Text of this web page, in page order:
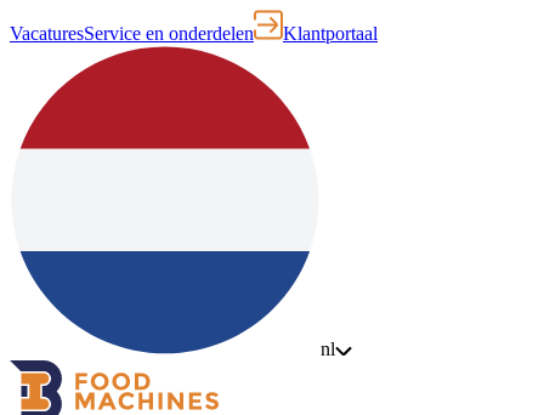
VacaturesService en onderdelen Klantportaal
nl